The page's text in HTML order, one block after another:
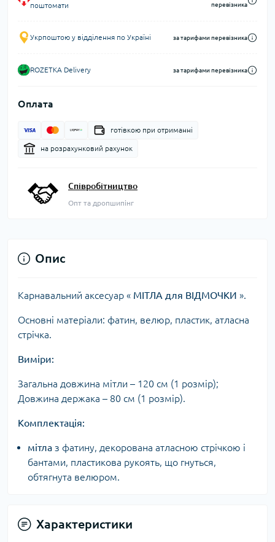
поштомати
перевізника
Укрпоштою у відділення по Україні за тарифами перевізника
ROZETKA Delivery за тарифами перевізника
Оплата
готівкою при отриманні
на розрахунковий рахунок
Співробітництво
Опт та дропшипінг
Опис
Карнавальний аксесуар « МІТЛА для ВІДМОЧКИ ».
Основні матеріали: фатин, велюр, пластик, атласна
стрічка.
Виміри:
Загальна довжина мітли – 120 см (1 розмір);
Довжина держака – 80 см (1 розмір).
Комплектація:
мітла з фатину, декорована атласною стрічкою і
бантами, пластикова рукоять, що гнуться,
обтягнута велюром.
Характеристики